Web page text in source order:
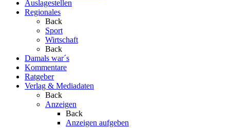
Auslagestellen
Regionales
Back
Sport
Wirtschaft
Back
Damals war´s
Kommentare
Ratgeber
Verlag & Mediadaten
Back
Anzeigen
Back
Anzeigen aufgeben